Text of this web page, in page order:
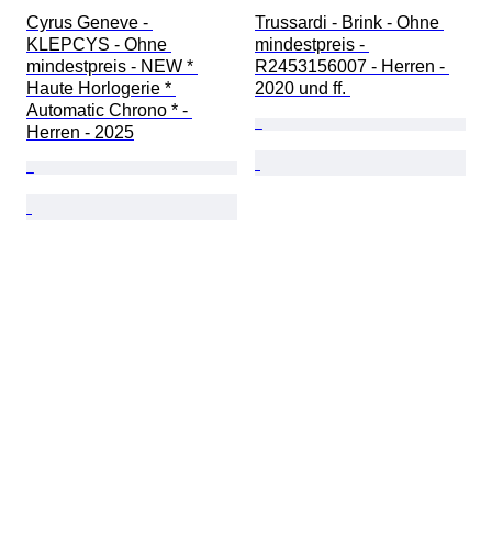
Cyrus Geneve -
KLEPCYS - Ohne
mindestpreis - NEW *
Haute Horlogerie *
Automatic Chrono * -
Herren - 2025
Trussardi - Brink - Ohne
mindestpreis -
R2453156007 - Herren -
2020 und ff.